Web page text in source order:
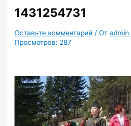
1431254731
Оставьте комментарий / Отadmin
Просмотров: 287